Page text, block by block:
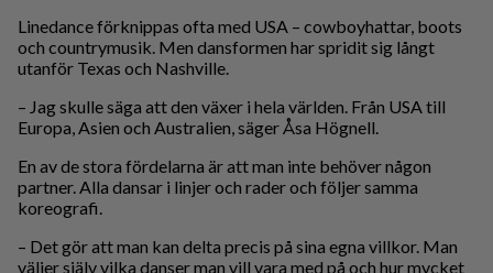
Linedance förknippas ofta med USA – cowboyhattar, boots
och countrymusik. Men dansformen har spridit sig långt
utanför Texas och Nashville.
– Jag skulle säga att den växer i hela världen. Från USA till
Europa, Asien och Australien, säger Åsa Högnell.
En av de stora fördelarna är att man inte behöver någon
partner. Alla dansar i linjer och rader och följer samma
koreografi.
– Det gör att man kan delta precis på sina egna villkor. Man
väljer själv vilka danser man vill vara med på och hur mycket